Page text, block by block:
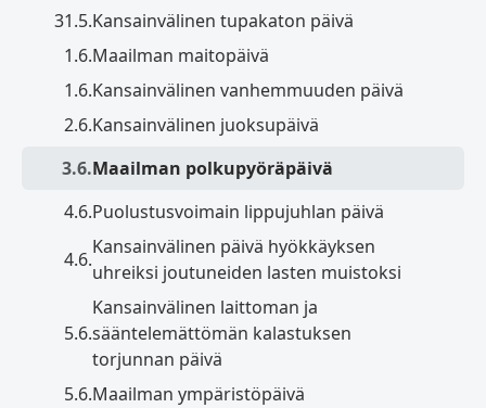
31.5.Kansainvälinen tupakaton päivä
1.6.Maailman maitopäivä
1.6.Kansainvälinen vanhemmuuden päivä
2.6.Kansainvälinen juoksupäivä
3.6.Maailman polkupyöräpäivä
4.6.Puolustusvoimain lippujuhlan päivä
4.6.
Kansainvälinen päivä hyökkäyksen
uhreiksi joutuneiden lasten muistoksi
5.6.
Kansainvälinen laittoman ja
sääntelemättömän kalastuksen
torjunnan päivä
5.6.Maailman ympäristöpäivä